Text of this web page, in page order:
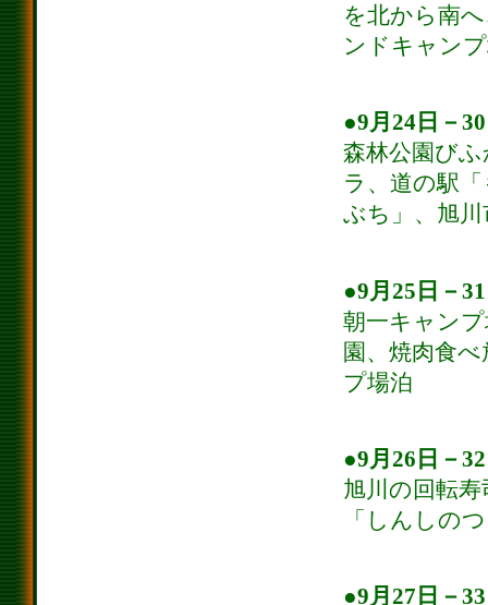
を北から南
ンドキャン
●9月24日－
森林公園び
ラ、道の駅
ぶち」、旭
●9月25日－
朝一キャン
園、焼肉食
プ場泊
●9月26日－
旭川の回転
「しんしの
●9月27日－